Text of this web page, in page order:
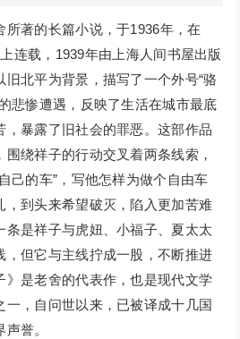
所著的长篇小说，于1936年，在
连载，1939年由上海人间书屋出版
北平为背景，描写了一个外号“骆
悲惨遭遇，反映了生活在城市最底
，暴露了旧社会的罪恶。这部作品
绕祥子的行动交叉着两条线索，
己的车”，写他怎样为做个自由车
，到头来希望破灭，陷入更加苦难
条是祥子与虎妞、小福子、夏太太
，但它与主线拧成一股，不断推进
》是老舍的代表作，也是现代文学
一，自问世以来，已被译成十几国
誉。